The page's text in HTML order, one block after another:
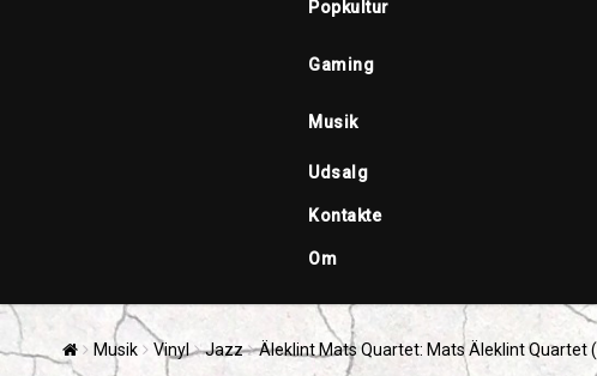
Popkultur
Gaming
Musik
Udsalg
Kontakte
Om
Musik Vinyl Jazz Äleklint Mats Quartet: Mats Äleklint Quartet